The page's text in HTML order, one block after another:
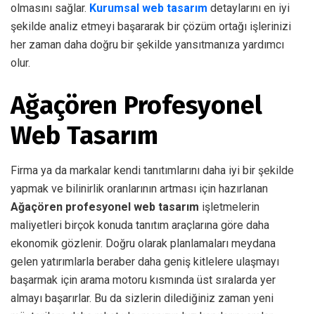
olmasını sağlar. Kurumsal web tasarım detaylarını en iyi
şekilde analiz etmeyi başararak bir çözüm ortağı işlerinizi
her zaman daha doğru bir şekilde yansıtmanıza yardımcı
olur.
Ağaçören Profesyonel
Web Tasarım
Firma ya da markalar kendi tanıtımlarını daha iyi bir şekilde
yapmak ve bilinirlik oranlarının artması için hazırlanan
Ağaçören profesyonel web tasarım işletmelerin
maliyetleri birçok konuda tanıtım araçlarına göre daha
ekonomik gözlenir. Doğru olarak planlamaları meydana
gelen yatırımlarla beraber daha geniş kitlelere ulaşmayı
başarmak için arama motoru kısmında üst sıralarda yer
almayı başarırlar. Bu da sizlerin dilediğiniz zaman yeni